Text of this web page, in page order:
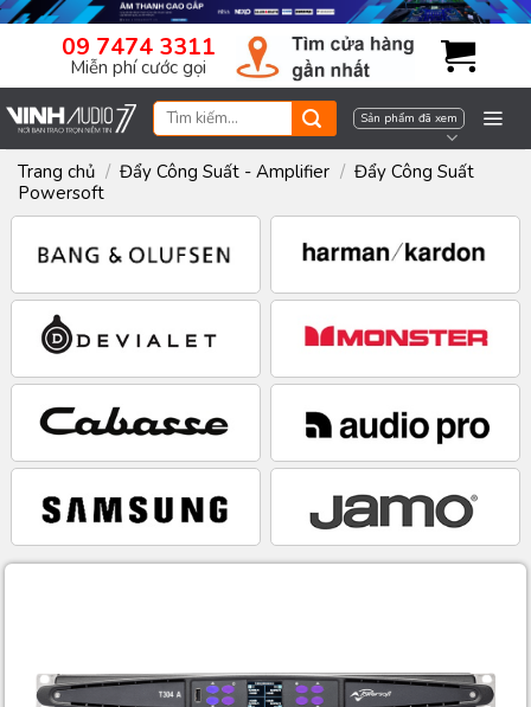
09 7474 3311
Miễn phí cước gọi
Tìm
kiếm:
Sản phẩm đã xem
Trang chủ / Đẩy Công Suất - Amplifier / Đẩy Công Suất
Powersoft